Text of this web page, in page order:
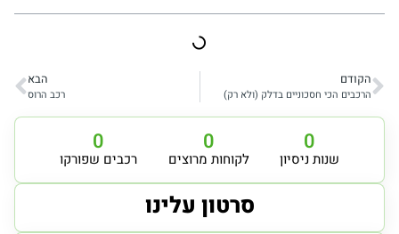
הקודם
הרכבים הכי חסכוניים בדלק (ולא רק)
הבא
רכב הרוס
שנות ניסיון
0
לקוחות מרוצים
0
רכבים שפורקו
0
סרטון עלינו